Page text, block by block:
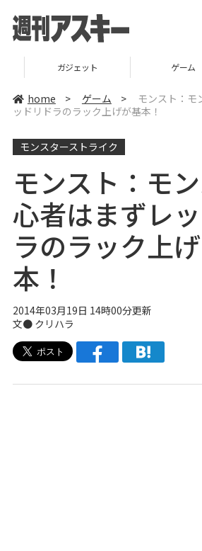
ガジェット
home > ゲーム >
モンスト：モ
ッドリドラのラック上げが基本！
モンスターストライク
モンスト：モ
心者はまずレ
ラのラック上
本！
2014年03月19日 14時00分更新
文● クリハラ